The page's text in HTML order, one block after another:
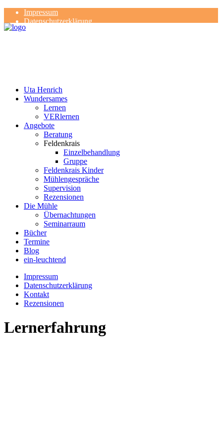
Impressum
Datenschutzerklärung
Kontakt
Uta Henrich
Wundersames
Lernen
VERlernen
Angebote
Beratung
Feldenkrais
Einzelbehandlung
Gruppe
Feldenkrais Kinder
Mühlengespräche
Supervision
Rezensionen
Die Mühle
Übernachtungen
Seminarraum
Bücher
Termine
Blog
ein-leuchtend
Impressum
Datenschutzerklärung
Kontakt
Rezensionen
Lernerfahrung